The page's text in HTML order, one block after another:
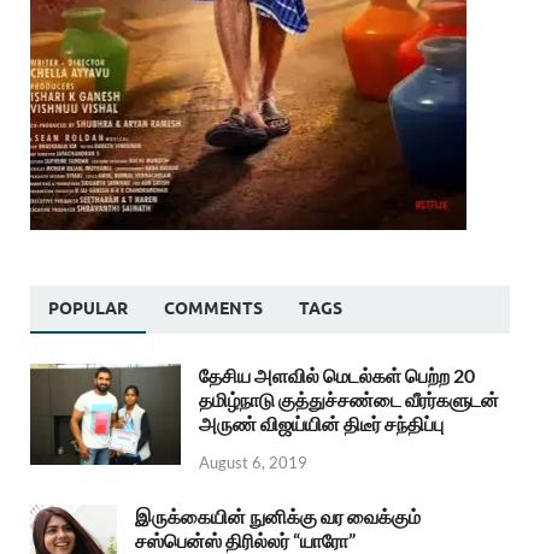
POPULAR COMMENTS TAGS
தேசிய அளவில் மெடல்கள் பெற்ற 20
தமிழ்நாடு குத்துச்சண்டை வீரர்களுடன்
அருண் விஜய்யின் திடீர் சந்திப்பு
August 6, 2019
இருக்கையின் நுனிக்கு வர வைக்கும்
சஸ்பென்ஸ் திரில்லர் “யாரோ”